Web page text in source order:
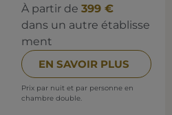
À partir de 399 €
dans un autre établisse
ment
EN SAVOIR PLUS
Prix par nuit et par personne en
chambre double.